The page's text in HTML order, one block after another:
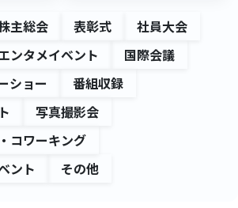
主総会 表彰式
社員大会
ンタメイベント
国際会議
ショー
番組収録
写真撮影会
コワーキング
ント
その他